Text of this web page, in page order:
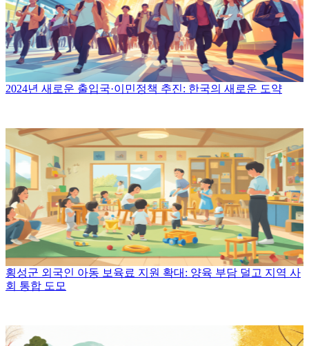
2024년 새로운 출입국·이민정책 추진: 한국의 새로운 도약
횡성군 외국인 아동 보육료 지원 확대: 양육 부담 덜고 지역 사
회 통합 도모